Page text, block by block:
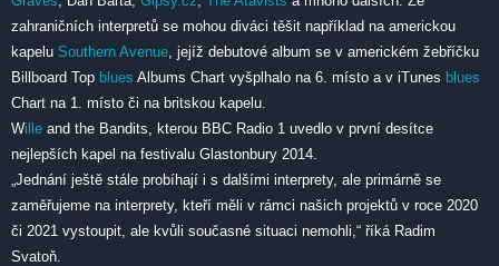
zahraničních interpretů se mohou diváci těšit například na americkou
kapelu Southern Avenue , jejíž debutové album se v americkém žebříčku
Billboard Top blues Albums Chart vyšplhalo na 6. místo a v iTunes blues
Chart na 1. místo či na britskou kapelu.
Wille and the Bandits, kterou BBC Radio 1 uvedlo v první desítce
nejlepších kapel na festivalu Glastonbury 2014.
„Jednání ještě stále probíhají i s dalšími interprety, ale primárně se
zaměřujeme na interprety, kteří měli v rámci našich projektů v roce 2020
či 2021 vystoupit, ale kvůli současné situaci nemohli,“ říká Radim
Svatoň.